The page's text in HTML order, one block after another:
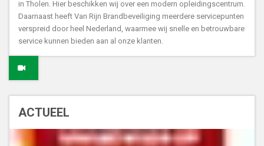
in Tholen. Hier beschikken wij over een modern opleidingscentrum.
Daarnaast heeft Van Rijn Brandbeveiliging meerdere servicepunten
verspreid door heel Nederland, waarmee wij snelle en betrouwbare
service kunnen bieden aan al onze klanten.
ACTUEEL